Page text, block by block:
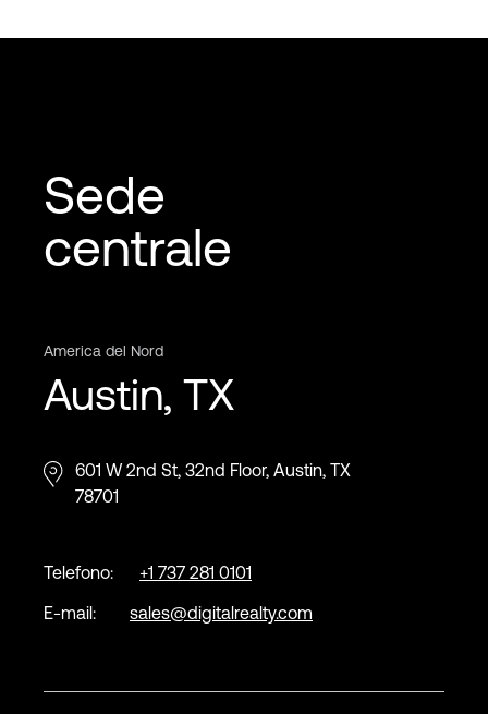
Sede
centrale
America del Nord
Austin, TX
601 W 2nd St, 32nd Floor, Austin, TX
78701
Telefono: +1 737 281 0101
E-mail: sales@digitalrealty.com